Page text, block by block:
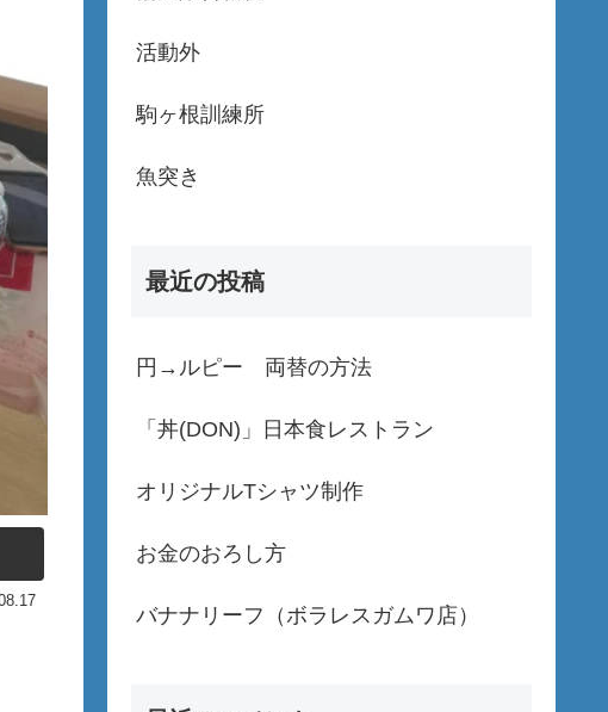
活動外
駒ヶ根訓練所
魚突き
最近の投稿
円→ルピー 両替の方法
「丼(DON)」日本食レストラン
オリジナルTシャツ制作
お金のおろし方
バナナリーフ（ボラレスガムワ店）